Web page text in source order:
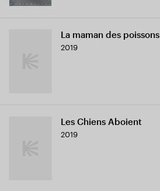
La maman des poissons
2019
Les Chiens Aboient
2019